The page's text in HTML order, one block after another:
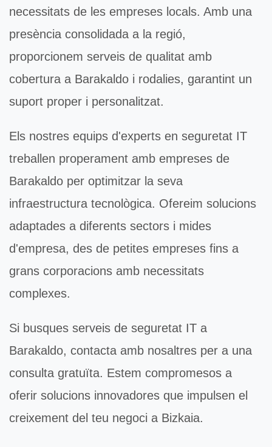
necessitats de les empreses locals. Amb una
presència consolidada a la regió,
proporcionem serveis de qualitat amb
cobertura a Barakaldo i rodalies, garantint un
suport proper i personalitzat.
Els nostres equips d'experts en seguretat IT
treballen properament amb empreses de
Barakaldo per optimitzar la seva
infraestructura tecnològica. Ofereim solucions
adaptades a diferents sectors i mides
d'empresa, des de petites empreses fins a
grans corporacions amb necessitats
complexes.
Si busques serveis de seguretat IT a
Barakaldo, contacta amb nosaltres per a una
consulta gratuïta. Estem compromesos a
oferir solucions innovadores que impulsen el
creixement del teu negoci a Bizkaia.